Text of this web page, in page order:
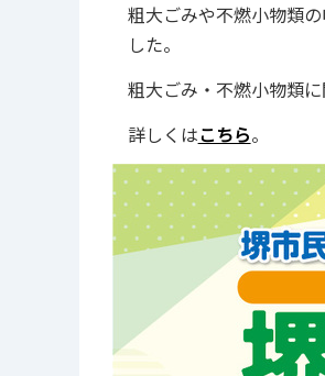
粗大ごみや不燃小物類
した。
粗大ごみ・不燃小物類
詳しくはこちら。